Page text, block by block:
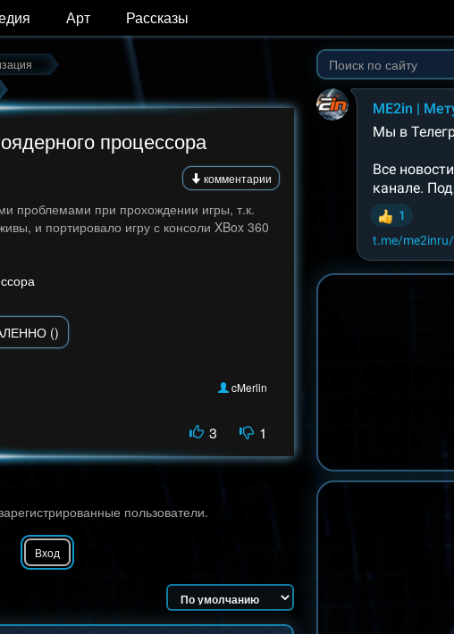
Арт Рассказы
процессора
комментарии
проблемами при прохождении игры, т.к.
и портировало игру с консоли XBox 360
()
cMerlin
3 1
пользователи.
Вход